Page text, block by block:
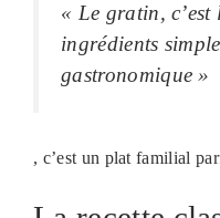
« Le gratin, c’est
ingrédients
gastronomique »
, c’est un plat familial